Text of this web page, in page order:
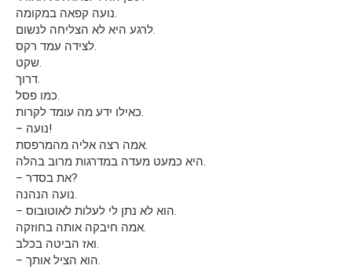
נועה קפאה במקומה.
לרגע היא לא הצליחה לנשום.
לצידה עמד רקס.
שקט.
דרוך.
כמו פסל.
כאילו ידע מה עומד לקרות.
– נועה!
אמה רצה אליה מהמרפסת.
היא כמעט מעדה במדרגות מרוב בהלה.
– את בסדר?
נועה הנהנה.
– הוא לא נתן לי לעלות לאוטובוס.
אמה חיבקה אותה בחוזקה.
ואז הביטה בכלב.
– הוא הציל אותך.